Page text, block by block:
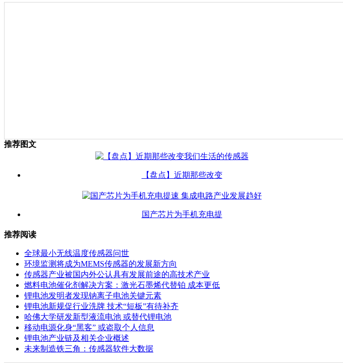
推荐图文
【盘点】近期那些改变
国产芯片为手机充电提
推荐阅读
全球最小无线温度传感器问世
环境监测将成为MEMS传感器的发展新方向
传感器产业被国内外公认具有发展前途的高技术产业
燃料电池催化剂解决方案：激光石墨烯代替铂 成本更低
锂电池发明者发现钠离子电池关键元素
锂电池新规促行业洗牌 技术“短板”有待补齐
哈佛大学研发新型液流电池 或替代锂电池
移动电源化身“黑客” 或盗取个人信息
锂电池产业链及相关企业概述
未来制造铁三角：传感器软件大数据